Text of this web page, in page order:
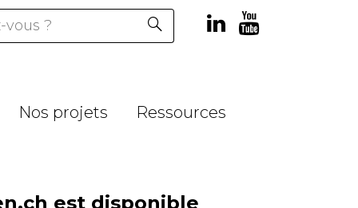
Nos projets Ressources
est disponible